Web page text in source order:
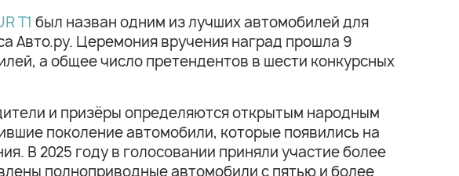
T1 был назван одним из лучших автомобилей для
Авто.ру. Церемония вручения наград прошла 9
а общее число претендентов в шести конкурсных
и призёры определяются открытым народным
поколение автомобили, которые появились на
В 2025 году в голосовании приняли участие более
полноприводные автомобили с пятью и более